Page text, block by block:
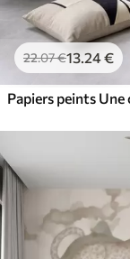
22.07€13.24€